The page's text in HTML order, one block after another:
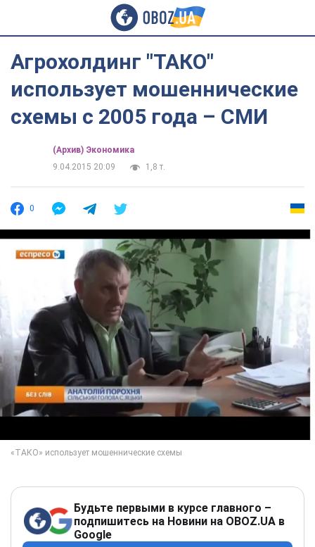
Агрохолдинг "ТАКО"
использует мошеннические
схемы с 2005 года – СМИ
(Архив) Экономика
9.04.2015 20:09
1,8 т.
0
Будьте первыми в курсе главного –
подпишитесь на Новини на OBOZ.UA в
Google